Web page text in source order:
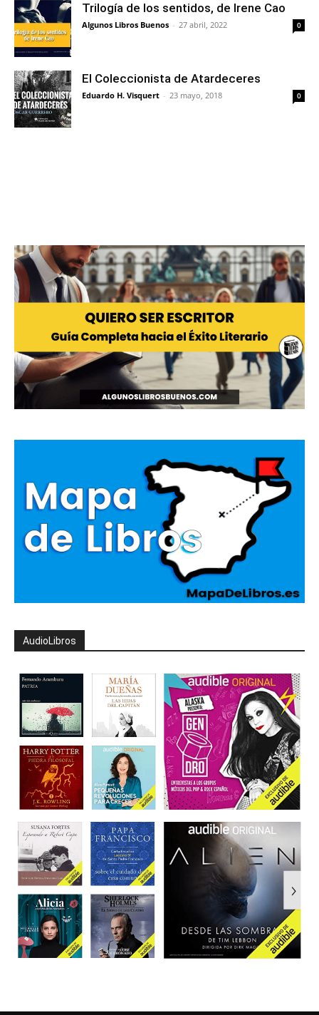
Trilogía de los sentidos, de Irene Cao
Algunos Libros Buenos - 27 abril, 2022 0
El Coleccionista de Atardeceres
Eduardo H. Visquert - 23 mayo, 2018 0
AudioLibros